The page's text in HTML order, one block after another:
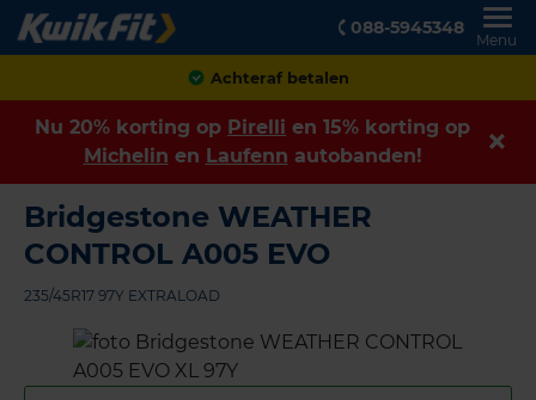
088-5945348
Menu
Klanten geven ons een
Nu 20% korting op Pirelli en 15% korting op
Michelin en Laufenn autobanden!
Bridgestone WEATHER
CONTROL A005 EVO
235/45R17 97Y EXTRALOAD